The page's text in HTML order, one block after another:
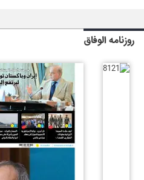
روزنامه الوفاق